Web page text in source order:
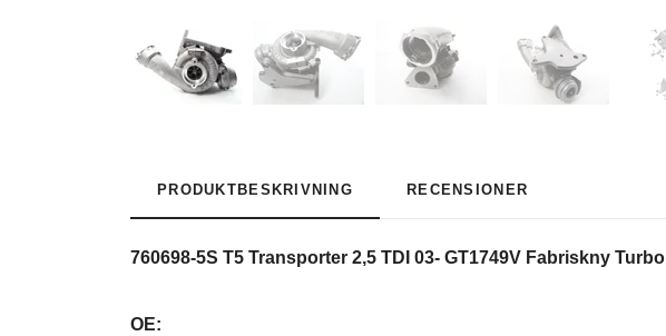
PRODUKTBESKRIVNING RECENSIONER
760698-5S T5 Transporter 2,5 TDI 03- GT1749V Fabriskny Turbo
OE: